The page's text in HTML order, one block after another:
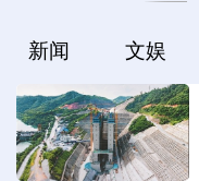
新闻 文娱